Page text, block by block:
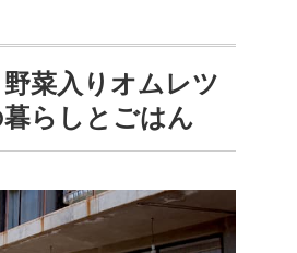
菜入りオムレツ
暮らしとごはん